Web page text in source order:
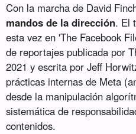
Con la marcha de David
mandos de la dirección. El
esta vez en 'The Facebook
de reportajes publicada por
2021 y escrita por Jeff
prácticas internas de Meta
desde la manipulación
sistemática de
contenidos.